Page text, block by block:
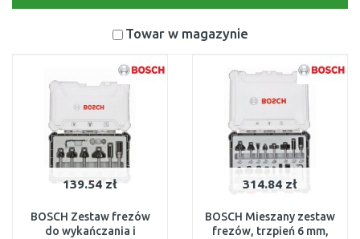
Towar w magazynie
139.54 zł
BOSCH Zestaw frezów
do wykańczania i
314.84 zł
BOSCH Mieszany zestaw
frezów, trzpień 6 mm,